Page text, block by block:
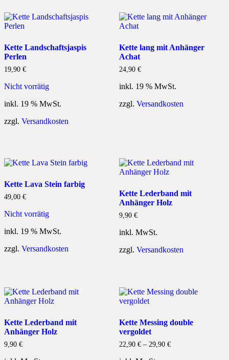
Kette Landschaftsjaspis
Perlen
19,90 €
Nicht vorrätig
inkl. 19 % MwSt.
zzgl. Versandkosten
Kette lang mit Anhänger
Achat
24,90 €
inkl. 19 % MwSt.
zzgl. Versandkosten
Kette Lava Stein farbig
49,00 €
Nicht vorrätig
inkl. 19 % MwSt.
zzgl. Versandkosten
Kette Lederband mit
Anhänger Holz
9,90 €
inkl. MwSt.
zzgl. Versandkosten
Kette Lederband mit
Anhänger Holz
9,90 €
Kette Messing double
vergoldet
22,90 €– 29,90 €